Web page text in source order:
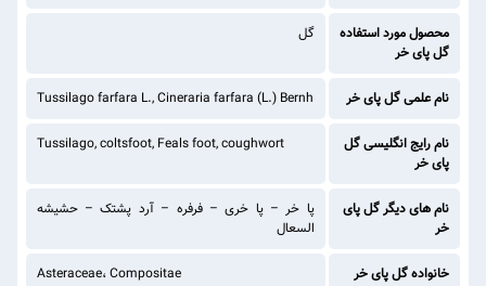
محصول مورد استفاده
گل پای خر
گل
نام علمی گل پای خر Tussilago farfara L., Cineraria farfara (L.) Bernh
نام رایج انگلیسی گل
پای خر
Tussilago, coltsfoot, Feals foot, coughwort
نام های دیگر گل پای
خر
پا خر – پا خری – فرفره – آرد پشتک – حشیشه
السعال
خانواده گل پای خر Asteraceae، Compositae